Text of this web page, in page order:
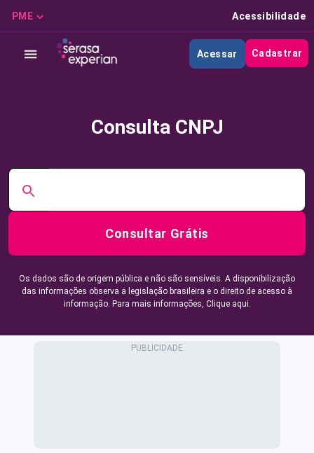
PME Acessibilidade
Acessar Cadastrar
Consulta CNPJ
Consultar Grátis
Os dados são de origem pública e não são sensíveis. A disponibilização
das informações observa a legislação brasileira e o direito de acesso à
informação. Para mais informações, Clique aqui.